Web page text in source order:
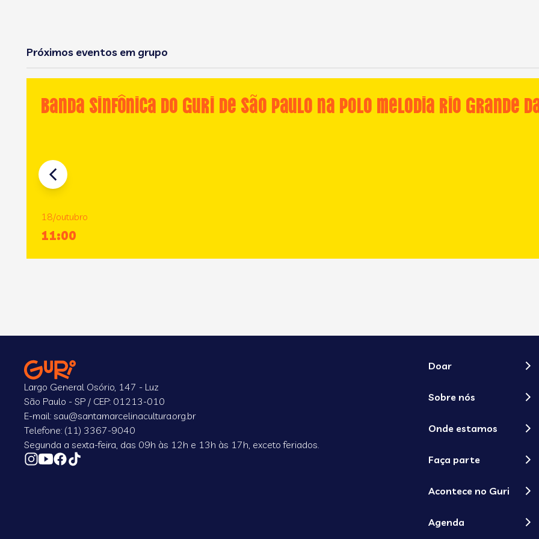
Próximos eventos em grupo
Banda Sinfônica do GURI de São Paulo na Polo Melodia Rio Grande
18/outubro
11:00
Largo General Osório, 147 - Luz
São Paulo - SP / CEP: 01213-010
E-mail: sau@santamarcelinacultura.org.br
Telefone: (11) 3367-9040
Segunda a sexta-feira, das 09h às 12h e 13h às 17h, exceto feriados.
Doar
Sobre nós
Onde estamos
Faça parte
Acontece no Guri
Agenda